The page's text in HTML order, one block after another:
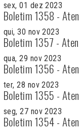
sex, 01 dez 2023
Boletim 1358 -
qui, 30 nov 2023
Boletim 1357 -
qua, 29 nov 2023
Boletim 1356 -
ter, 28 nov 2023
Boletim 1355 -
seg, 27 nov 2023
Boletim 1354 -